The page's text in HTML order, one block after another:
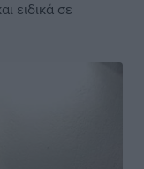
ειδικά σε